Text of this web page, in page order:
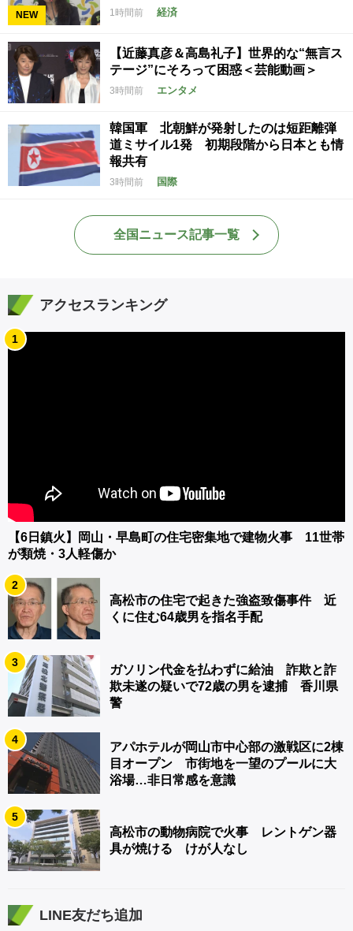
NEW 1時間前 経済
【近藤真彦＆高島礼子】世界的な“無言ス
テージ”にそろって困惑＜芸能動画＞
3時間前 エンタメ
韓国軍 北朝鮮が発射したのは短距離弾
道ミサイル1発 初期段階から日本とも情
報共有
3時間前 国際
全国ニュース記事一覧
アクセスランキング
1
【6日鎮火】岡山・早島町の住宅密集地で建物火事 11世帯
が類焼・3人軽傷か
2
高松市の住宅で起きた強盗致傷事件 近
くに住む64歳男を指名手配
3
ガソリン代金を払わずに給油 詐欺と詐
欺未遂の疑いで72歳の男を逮捕 香川県
警
4
アパホテルが岡山市中心部の激戦区に2棟
目オープン 市街地を一望のプールに大
浴場…非日常感を意識
5
高松市の動物病院で火事 レントゲン器
具が焼ける けが人なし
LINE友だち追加